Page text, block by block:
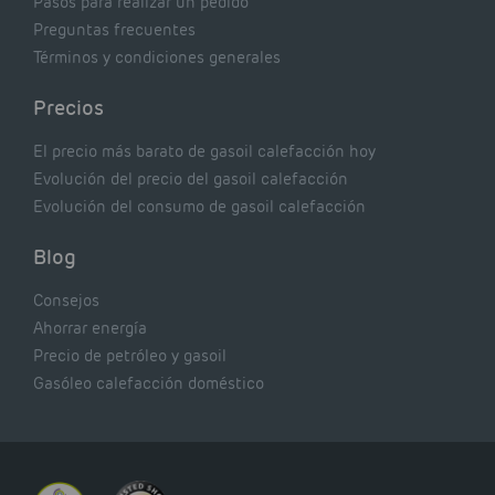
Preguntas frecuentes
Términos y condiciones generales
Precios
El precio más barato de gasoil calefacción hoy
Evolución del precio del gasoil calefacción
Evolución del consumo de gasoil calefacción
Blog
Consejos
Ahorrar energía
Precio de petróleo y gasoil
Gasóleo calefacción doméstico